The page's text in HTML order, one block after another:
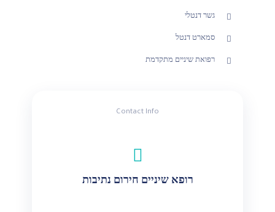
גשר דנטלי
סמארט דנטל
רפואת שיניים מתקדמת
Contact Info
רופא שיניים חירום נתיבות